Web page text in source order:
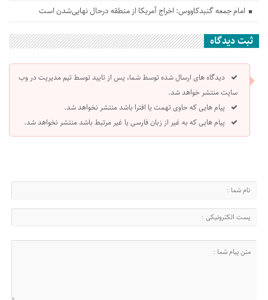
امام جمعه گنبدکاووس: اخراج آمریکا از منطقه درحال نهایی‌شدن است
ثبت دیدگاه
دیدگاه های ارسال شده توسط شما، پس از تایید توسط تیم مدیریت در وب
سایت منتشر خواهد شد.
پیام هایی که حاوی تهمت یا افترا باشد منتشر نخواهد شد.
پیام هایی که به غیر از زبان فارسی یا غیر مرتبط باشد منتشر نخواهد شد.